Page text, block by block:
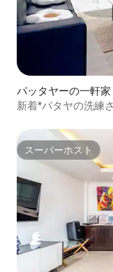
パッタヤーの一軒家
新着*パタヤの洗練
スーパーホスト
スーパーホスト